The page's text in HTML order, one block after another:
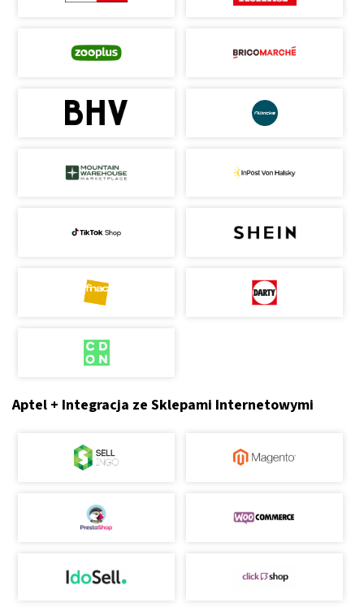
Aptel + Integracja ze Sklepami Internetowymi